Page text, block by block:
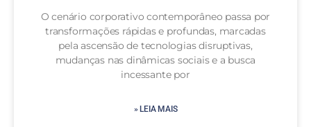
O cenário corporativo contemporâneo passa por
transformações rápidas e profundas, marcadas
pela ascensão de tecnologias disruptivas,
mudanças nas dinâmicas sociais e a busca
incessante por
» LEIA MAIS